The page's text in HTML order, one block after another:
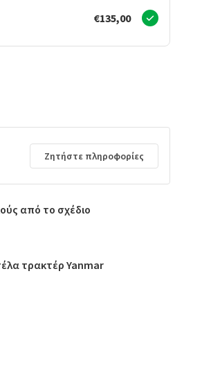
€135,00
Ζητήστε πληροφορίες
από το σχέδιο
τρακτέρ Yanmar